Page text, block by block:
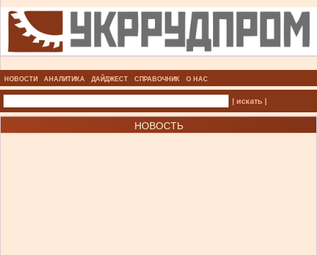
НОВОСТИ АНАЛИТИКА ДАЙДЖЕСТ СПРАВОЧНИК О НАС
| искать |
НОВОСТЬ